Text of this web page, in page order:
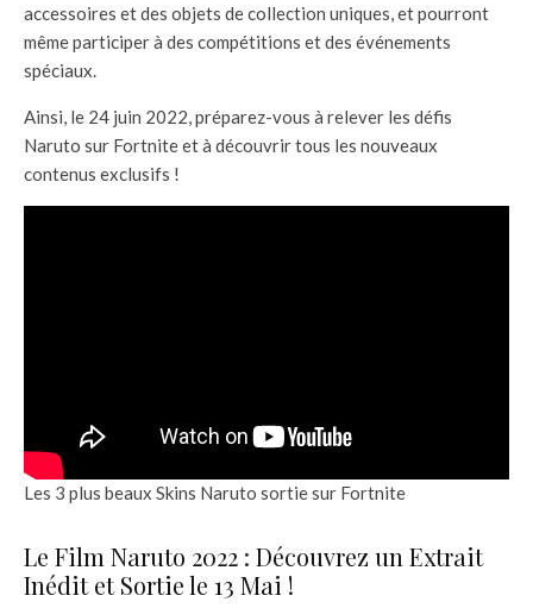
accessoires et des objets de collection uniques, et pourront
même participer à des compétitions et des événements
spéciaux.
Ainsi, le 24 juin 2022, préparez-vous à relever les défis
Naruto sur Fortnite et à découvrir tous les nouveaux
contenus exclusifs !
Les 3 plus beaux Skins Naruto sortie sur Fortnite
Le Film Naruto 2022 : Découvrez un Extrait
Inédit et Sortie le 13 Mai !